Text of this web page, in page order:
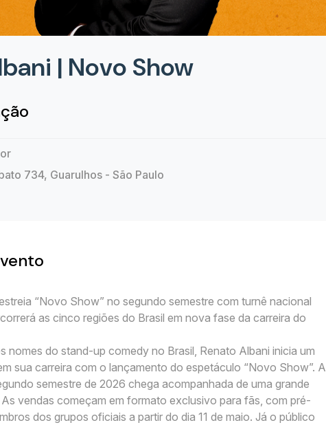
| Novo Show
734, Guarulhos - São Paulo
“Novo Show” no segundo semestre com turnê nacional
as cinco regiões do Brasil em nova fase da carreira do
nomes do stand-up comedy no Brasil, Renato Albani inicia um
sua carreira com o lançamento do espetáculo “Novo Show”. A
semestre de 2026 chega acompanhada de uma grande
vendas começam em formato exclusivo para fãs, com pré-
dos grupos oficiais a partir do dia 11 de maio. Já o público